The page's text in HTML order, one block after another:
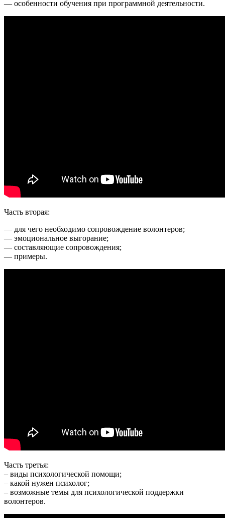
— особенности обучения при программной деятельности.
Часть вторая:
— для чего необходимо сопровождение волонтеров;
— эмоциональное выгорание;
— составляющие сопровождения;
— примеры.
Часть третья:
– виды психологической помощи;
– какой нужен психолог;
– возможные темы для психологической поддержки
волонтеров.